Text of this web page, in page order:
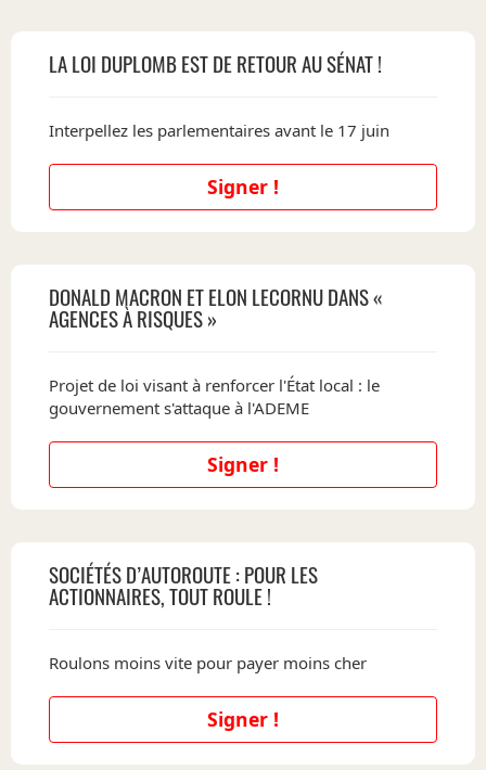
LA LOI DUPLOMB EST DE RETOUR AU SÉNAT !
Interpellez les parlementaires avant le 17 juin
Signer !
DONALD MACRON ET ELON LECORNU DANS «
AGENCES À RISQUES »
Projet de loi visant à renforcer l'État local : le
gouvernement s'attaque à l'ADEME
Signer !
SOCIÉTÉS D’AUTOROUTE : POUR LES
ACTIONNAIRES, TOUT ROULE !
Roulons moins vite pour payer moins cher
Signer !